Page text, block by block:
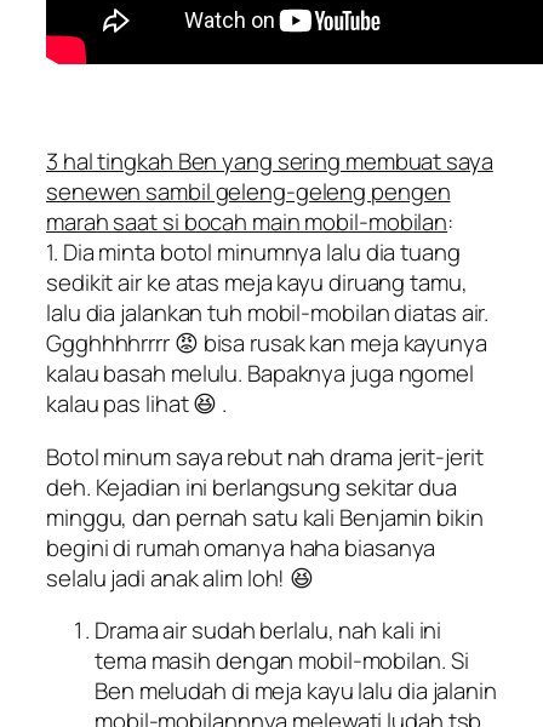
3 hal tingkah Ben yang sering membuat saya
senewen sambil geleng-geleng pengen
marah saat si bocah main mobil-mobilan:
1. Dia minta botol minumnya lalu dia tuang
sedikit air ke atas meja kayu diruang tamu,
lalu dia jalankan tuh mobil-mobilan diatas air.
Ggghhhhrrrr 😡 bisa rusak kan meja kayunya
kalau basah melulu. Bapaknya juga ngomel
kalau pas lihat 😆 .
Botol minum saya rebut nah drama jerit-jerit
deh. Kejadian ini berlangsung sekitar dua
minggu, dan pernah satu kali Benjamin bikin
begini di rumah omanya haha biasanya
selalu jadi anak alim loh! 😆
Drama air sudah berlalu, nah kali ini
tema masih dengan mobil-mobilan. Si
Ben meludah di meja kayu lalu dia jalanin